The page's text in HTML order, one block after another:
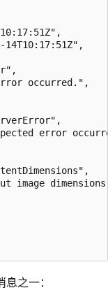
14T10:17:51Z",
occurred.",
error
image
之一：